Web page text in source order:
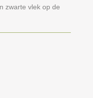
zwarte vlek op de